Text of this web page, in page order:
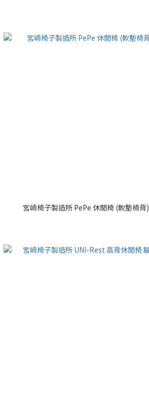
宮崎椅子製造所 PePe 休閒椅 (軟墊椅背)